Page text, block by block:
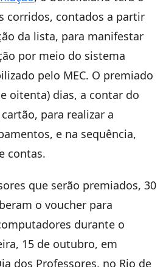
corridos, contados a partir
da lista, para manifestar
por meio do sistema
pelo MEC. O premiado
oitenta) dias, a contar do
para realizar a
e na sequência,
contas.
que serão premiados, 30
o voucher para
durante o
15 de outubro, em
dos Professores, no Rio de